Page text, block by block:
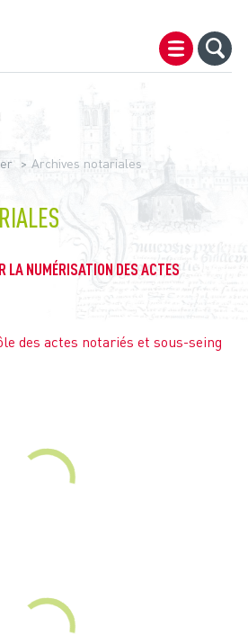
Archives notariales
LA NUMÉRISATION DES ACTES
des actes notariés et sous-seing